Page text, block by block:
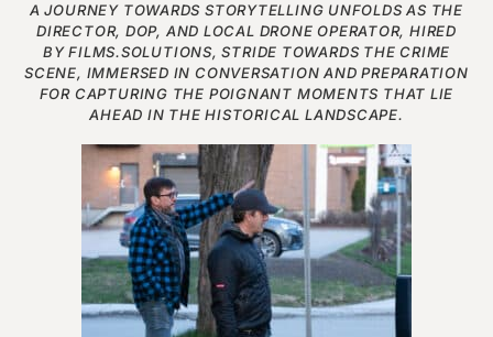
A JOURNEY TOWARDS STORYTELLING UNFOLDS AS THE
DIRECTOR, DOP, AND LOCAL DRONE OPERATOR, HIRED
BY FILMS.SOLUTIONS, STRIDE TOWARDS THE CRIME
SCENE, IMMERSED IN CONVERSATION AND PREPARATION
FOR CAPTURING THE POIGNANT MOMENTS THAT LIE
AHEAD IN THE HISTORICAL LANDSCAPE.